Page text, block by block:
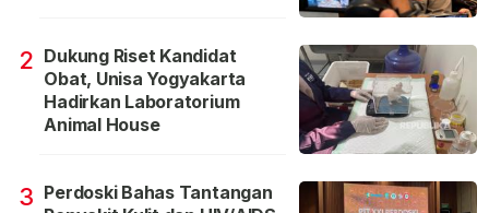
2 Dukung Riset Kandidat
Obat, Unisa Yogyakarta
Hadirkan Laboratorium
Animal House
3 Perdoski Bahas Tantangan